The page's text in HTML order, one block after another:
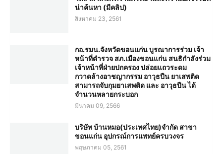
น่าค้นหา (มีคลิป)
สิงหาคม 23, 2561
กอ.รมน.จังหวัดขอนแก่น บูรณาการร่วม เจ้า
หน้าที่ตำรวจ สภ.เมืองขอนแก่น สนธิกำลังร่วม
เจ้าหน้าที่ฝ่ายปกครอง ปล่อยแถวระดม
กวาดล้างอาชญากรรม อาวุธปืน ยาเสพติด
สามารถจับกุมยาเสพติด และ อาวุธปืน ได้
จำนวนหลายกระบอก
มีนาคม 09, 2566
บริษัท บ้านหมอ(ประเทศไทย)จำกัด สาขา
ขอนแก่น อุปกรณ์การแพทย์ครบวงจร
พฤษภาคม 05, 2561